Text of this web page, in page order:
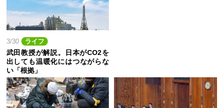
3/30 ライフ
武田教授が解説。日本がCO2を
出しても温暖化にはつながらな
い「根拠」